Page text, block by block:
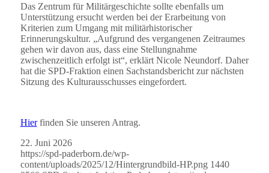
Das Zentrum für Militärgeschichte sollte ebenfalls um
Unterstützung ersucht werden bei der Erarbeitung von
Kriterien zum Umgang mit militärhistorischer
Erinnerungskultur. „Aufgrund des vergangenen Zeitraumes
gehen wir davon aus, dass eine Stellungnahme
zwischenzeitlich erfolgt ist“, erklärt Nicole Neundorf. Daher
hat die SPD-Fraktion einen Sachstandsbericht zur nächsten
Sitzung des Kulturausschusses eingefordert.
Hierfinden Sie unseren Antrag.
22. Juni 2026
https://spd-paderborn.de/wp-
content/uploads/2025/12/Hintergrundbild-HP.png 1440